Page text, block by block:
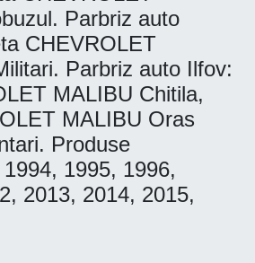
Parbriz auto
CHEVROLET
Parbriz auto Ilfov:
MALIBU Chitila,
MALIBU Oras
Produse
1995, 1996,
2013, 2014, 2015,